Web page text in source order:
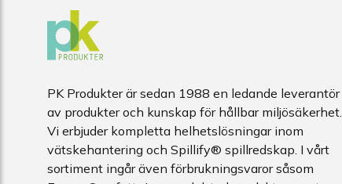
PK Produkter är sedan 1988 en ledande leverantör
av produkter och kunskap för hållbar miljösäkerhet.
Vi erbjuder kompletta helhetslösningar inom
vätskehantering och Spillify® spillredskap. I vårt
sortiment ingår även förbrukningsvaror såsom